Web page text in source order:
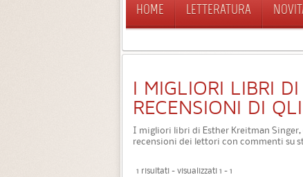
HOME LETTERATURA
I MIGLIORI LIBRI
RECENSIONI DI
I migliori libri di Esther Kreitman
recensioni dei lettori con commenti su
1 risultati - visualizzati 1 - 1